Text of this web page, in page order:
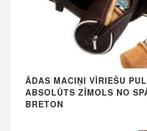
ĀDAS MACIŅI VĪRIEŠU
ABSOLŪTS ZĪMOLS NO
BRETON